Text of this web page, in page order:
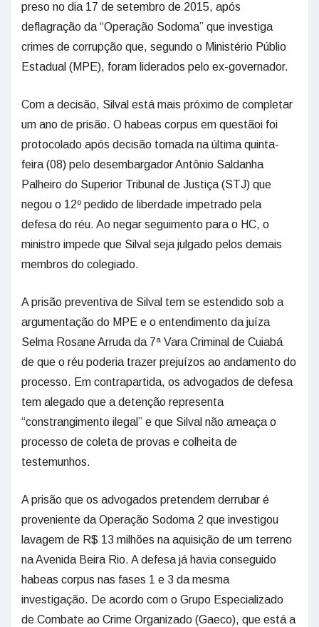
preso no dia 17 de setembro de 2015, após
deflagração da “Operação Sodoma” que investiga
crimes de corrupção que, segundo o Ministério Públio
Estadual (MPE), foram liderados pelo ex-governador.
Com a decisão, Silval está mais próximo de completar
um ano de prisão. O habeas corpus em questãoi foi
protocolado após decisão tomada na última quinta-
feira (08) pelo desembargador Antônio Saldanha
Palheiro do Superior Tribunal de Justiça (STJ) que
negou o 12º pedido de liberdade impetrado pela
defesa do réu. Ao negar seguimento para o HC, o
ministro impede que Silval seja julgado pelos demais
membros do colegiado.
A prisão preventiva de Silval tem se estendido sob a
argumentação do MPE e o entendimento da juíza
Selma Rosane Arruda da 7ª Vara Criminal de Cuiabá
de que o réu poderia trazer prejuízos ao andamento do
processo. Em contrapartida, os advogados de defesa
tem alegado que a detenção representa
“constrangimento ilegal” e que Silval não ameaça o
processo de coleta de provas e colheita de
testemunhos.
A prisão que os advogados pretendem derrubar é
proveniente da Operação Sodoma 2 que investigou
lavagem de R$ 13 milhões na aquisição de um terreno
na Avenida Beira Rio. A defesa já havia conseguido
habeas corpus nas fases 1 e 3 da mesma
investigação. De acordo com o Grupo Especializado
de Combate ao Crime Organizado (Gaeco), que está a